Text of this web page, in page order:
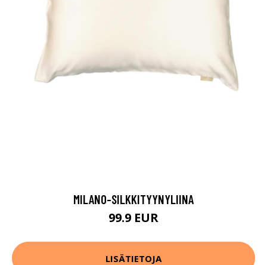
MILANO-SILKKITYYNYLIINA
99.9 EUR
LISÄTIETOJA